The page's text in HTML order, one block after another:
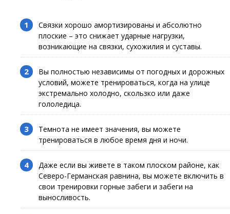
Связки хорошо амортизированы и абсолютно
плоские – это снижает ударные нагрузки,
возникающие на связки, сухожилия и суставы.
Вы полностью независимы от погодных и дорожных
условий, можете тренироваться, когда на улице
экстремально холодно, скользко или даже
гололедица.
Темнота не имеет значения, вы можете
тренироваться в любое время дня и ночи.
Даже если вы живете в таком плоском районе, как
Северо-Германская равнина, вы можете включить в
свои тренировки горные забеги и забеги на
выносливость.